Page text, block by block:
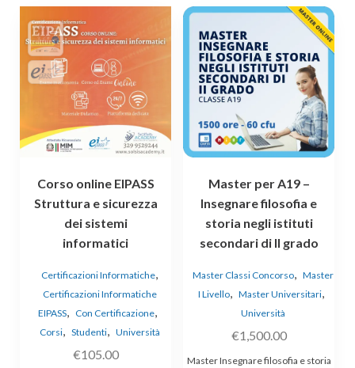
Corso online EIPASS
Struttura e sicurezza
dei sistemi
informatici
Certificazioni Informatiche,
Certificazioni Informatiche
EIPASS, Con Certificazione,
Corsi, Studenti, Università
€105.00
Master per A19 –
Insegnare filosofia e
storia negli istituti
secondari di II grado
Master Classi Concorso, Master
I Livello, Master Universitari,
Università
€1,500.00
Master Insegnare filosofia e storia